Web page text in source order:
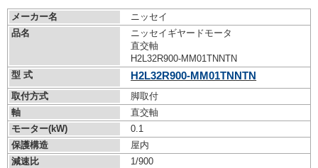
メーカー名
ニッセイ
品名
ニッセイギヤードモータ
直交軸
H2L32R900-MM01TNNTN
型 式
H2L32R900-MM01TNNTN
取付方式
脚取付
軸
直交軸
モーター(kW)
0.1
保護構造
屋内
減速比
1/900